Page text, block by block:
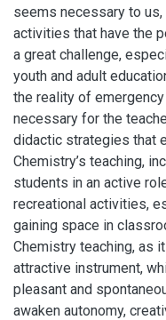
seems necessary to
activities that have the
a great challenge,
youth and adult
the reality of
necessary for the
didactic strategies that
Chemistry’s teaching,
students in an active
recreational activities,
gaining space in
Chemistry teaching, as
attractive instrument,
pleasant and
awaken autonomy,